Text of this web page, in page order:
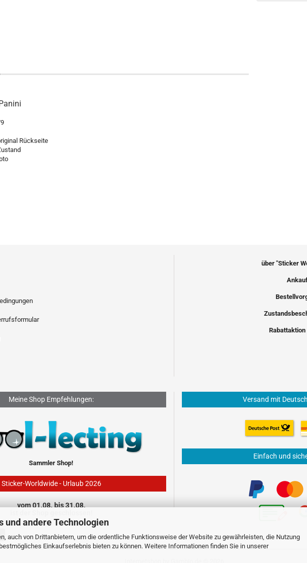
und andere Technologien
auch von Drittanbietern, um die ordentliche Funktionsweise der Website zu gewährleisten, die Nutzung
Einkaufserlebnis bieten zu können. Weitere Informationen finden Sie in unserer
Rückseite
über "Sticker
Rabattaktion
Meine Shop Empfehlungen:
Sammler Shop!
Sticker-Worldwide - Urlaub 2026
vom 01.08. bis 31.08.
Versand mit
Einfach und